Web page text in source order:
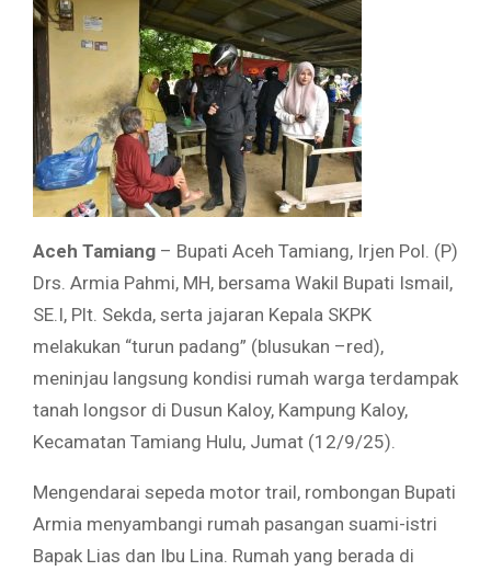
Aceh Tamiang – Bupati Aceh Tamiang, Irjen Pol. (P)
Drs. Armia Pahmi, MH, bersama Wakil Bupati Ismail,
SE.I, Plt. Sekda, serta jajaran Kepala SKPK
melakukan “turun padang” (blusukan –red),
meninjau langsung kondisi rumah warga terdampak
tanah longsor di Dusun Kaloy, Kampung Kaloy,
Kecamatan Tamiang Hulu, Jumat (12/9/25).
Mengendarai sepeda motor trail, rombongan Bupati
Armia menyambangi rumah pasangan suami-istri
Bapak Lias dan Ibu Lina. Rumah yang berada di